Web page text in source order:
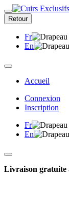
Retour
Fr
En
Accueil
Connexion
Inscription
Fr
En
Livraison gratuite